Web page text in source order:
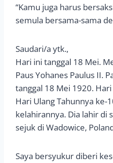
“Kamu juga harus
semula bersama-sama
Saudari/a ytk.,
Hari ini tanggal 18 Mei.
Paus Yohanes Paulus II.
tanggal 18 Mei 1920.
Hari Ulang Tahunnya ke-
kelahirannya. Dia lahir di
sejuk di Wadowice,
Saya bersyukur diberi